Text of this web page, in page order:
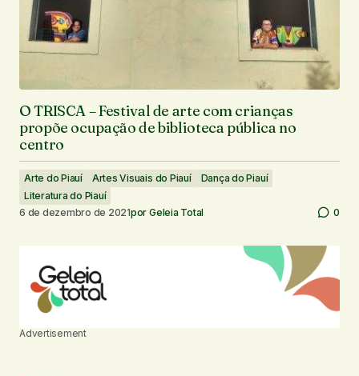
O TRISCA – Festival de arte com crianças
propõe ocupação de biblioteca pública no
centro
Arte do Piauí Artes Visuais do Piauí
Dança do Piauí
Literatura do Piauí
6 de dezembro de 2021por Geleia Total 0
Advertisement